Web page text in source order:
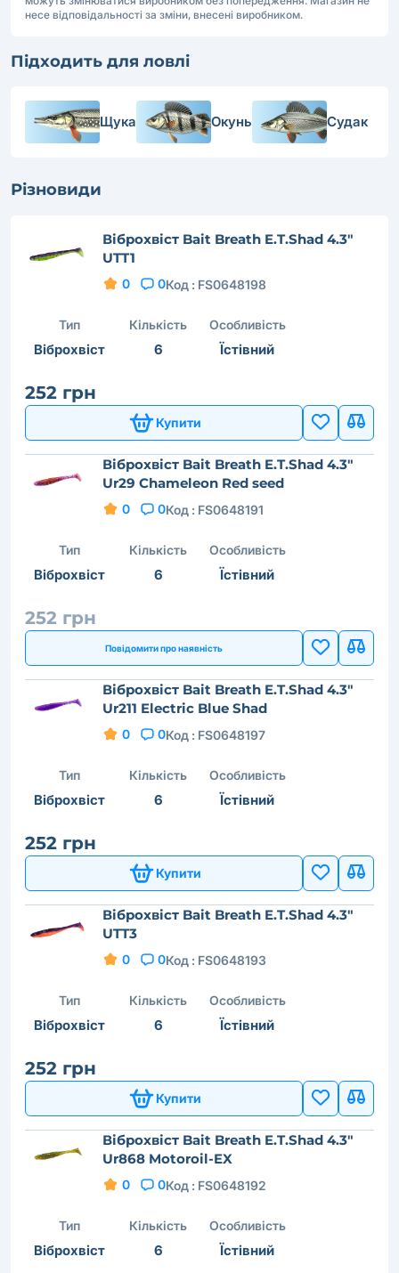
несе відповідальності за зміни, внесені виробником.
Підходить для ловлі
Щука Окунь Судак
Різновиди
Віброхвіст Bait Breath E.T.Shad 4.3"
UTT1
0 0Код : FS0648198
Тип
Віброхвіст
Кількість
6
Особливість
Їстівний
252 грн
Купити
Віброхвіст Bait Breath E.T.Shad 4.3"
Ur29 Chameleon Red seed
0 0Код : FS0648191
Тип
Віброхвіст
Кількість
6
Особливість
Їстівний
252 грн
Повідомити про наявність
Віброхвіст Bait Breath E.T.Shad 4.3"
Ur211 Electric Blue Shad
0 0Код : FS0648197
Тип
Віброхвіст
Кількість
6
Особливість
Їстівний
252 грн
Купити
Віброхвіст Bait Breath E.T.Shad 4.3"
UTT3
0 0Код : FS0648193
Тип
Віброхвіст
Кількість
6
Особливість
Їстівний
252 грн
Купити
Віброхвіст Bait Breath E.T.Shad 4.3"
Ur868 Motoroil-EX
0 0Код : FS0648192
Тип
Віброхвіст
Кількість
6
Особливість
Їстівний